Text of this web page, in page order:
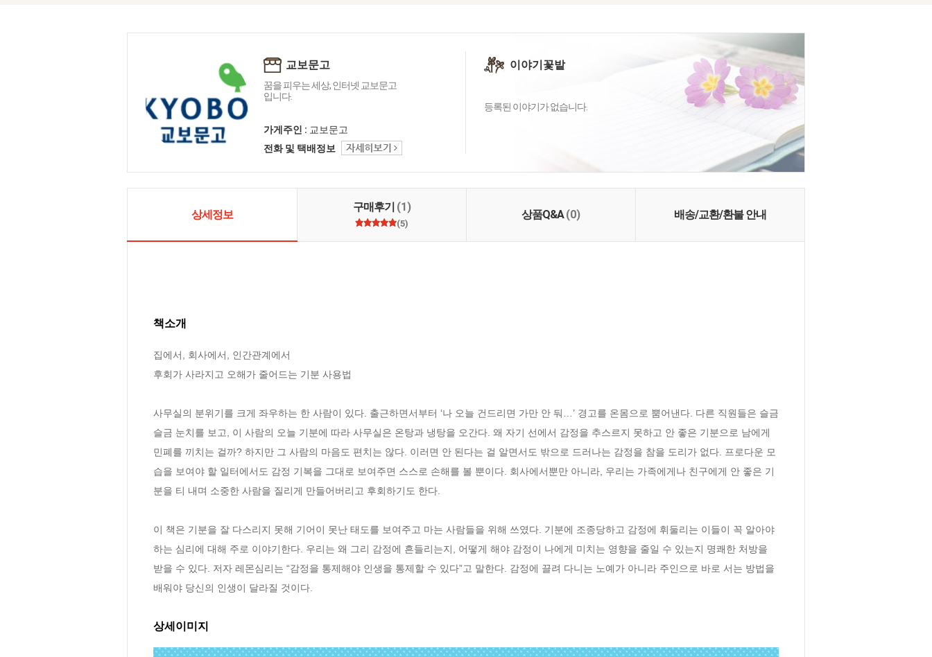
교보문고
꿈을 피우는 세상, 인터넷 교보문고
입니다.
가게주인 : 교보문고
전화 및 택배정보
이야기꽃밭
등록된 이야기가 없습니다.
상세정보
구매후기 (1)
(5)
상품Q&A(0) 배송/교환/환불 안내
책소개
집에서, 회사에서, 인간관계에서
후회가 사라지고 오해가 줄어드는 기분 사용법
사무실의 분위기를 크게 좌우하는 한 사람이 있다. 출근하면서부터 ‘나 오늘 건드리면 가만 안 둬…’ 경고를 온몸으로 뿜어낸다. 다른 직원들은 슬금
슬금 눈치를 보고, 이 사람의 오늘 기분에 따라 사무실은 온탕과 냉탕을 오간다. 왜 자기 선에서 감정을 추스르지 못하고 안 좋은 기분으로 남에게
민폐를 끼치는 걸까? 하지만 그 사람의 마음도 편치는 않다. 이러면 안 된다는 걸 알면서도 밖으로 드러나는 감정을 참을 도리가 없다. 프로다운 모
습을 보여야 할 일터에서도 감정 기복을 그대로 보여주면 스스로 손해를 볼 뿐이다. 회사에서뿐만 아니라, 우리는 가족에게나 친구에게 안 좋은 기
분을 티 내며 소중한 사람을 질리게 만들어버리고 후회하기도 한다.
이 책은 기분을 잘 다스리지 못해 기어이 못난 태도를 보여주고 마는 사람들을 위해 쓰였다. 기분에 조종당하고 감정에 휘둘리는 이들이 꼭 알아야
하는 심리에 대해 주로 이야기한다. 우리는 왜 그리 감정에 흔들리는지, 어떻게 해야 감정이 나에게 미치는 영향을 줄일 수 있는지 명쾌한 처방을
받을 수 있다. 저자 레몬심리는 “감정을 통제해야 인생을 통제할 수 있다”고 말한다. 감정에 끌려 다니는 노예가 아니라 주인으로 바로 서는 방법을
배워야 당신의 인생이 달라질 것이다.
상세이미지